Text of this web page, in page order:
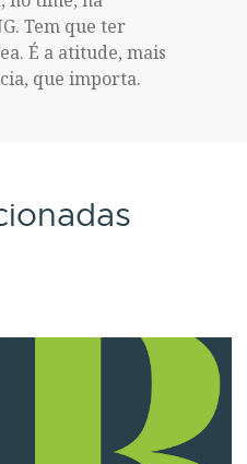
Tem que ter
É a atitude, mais
que importa.